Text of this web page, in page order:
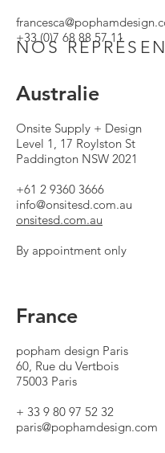
+33 (0)7 68 88 57 11
NOS
Australie
Onsite Supply + Design
Level 1, 17 Roylston St
Paddington NSW 2021
+61 2 9360 3666
info@onsitesd.com.au
onsitesd.com.au
By appointment only
France
popham design Paris
60, Rue du Vertbois
75003 Paris
+ 33 9 80 97 52 32
paris@pophamdesign.com